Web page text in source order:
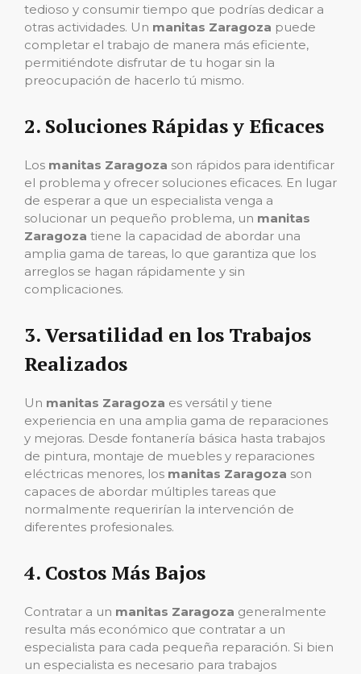
tedioso y consumir tiempo que podrías dedicar a
otras actividades. Un manitas Zaragoza puede
completar el trabajo de manera más eficiente,
permitiéndote disfrutar de tu hogar sin la
preocupación de hacerlo tú mismo.
2. Soluciones Rápidas y Eficaces
Los manitas Zaragoza son rápidos para identificar
el problema y ofrecer soluciones eficaces. En lugar
de esperar a que un especialista venga a
solucionar un pequeño problema, un manitas
Zaragoza tiene la capacidad de abordar una
amplia gama de tareas, lo que garantiza que los
arreglos se hagan rápidamente y sin
complicaciones.
3.Versatilidad en los Trabajos
Realizados
Un manitas Zaragoza es versátil y tiene
experiencia en una amplia gama de reparaciones
y mejoras. Desde fontanería básica hasta trabajos
de pintura, montaje de muebles y reparaciones
eléctricas menores, los manitas Zaragoza son
capaces de abordar múltiples tareas que
normalmente requerirían la intervención de
diferentes profesionales.
4. Costos Más Bajos
Contratar a un manitas Zaragoza generalmente
resulta más económico que contratar a un
especialista para cada pequeña reparación. Si bien
un especialista es necesario para trabajos